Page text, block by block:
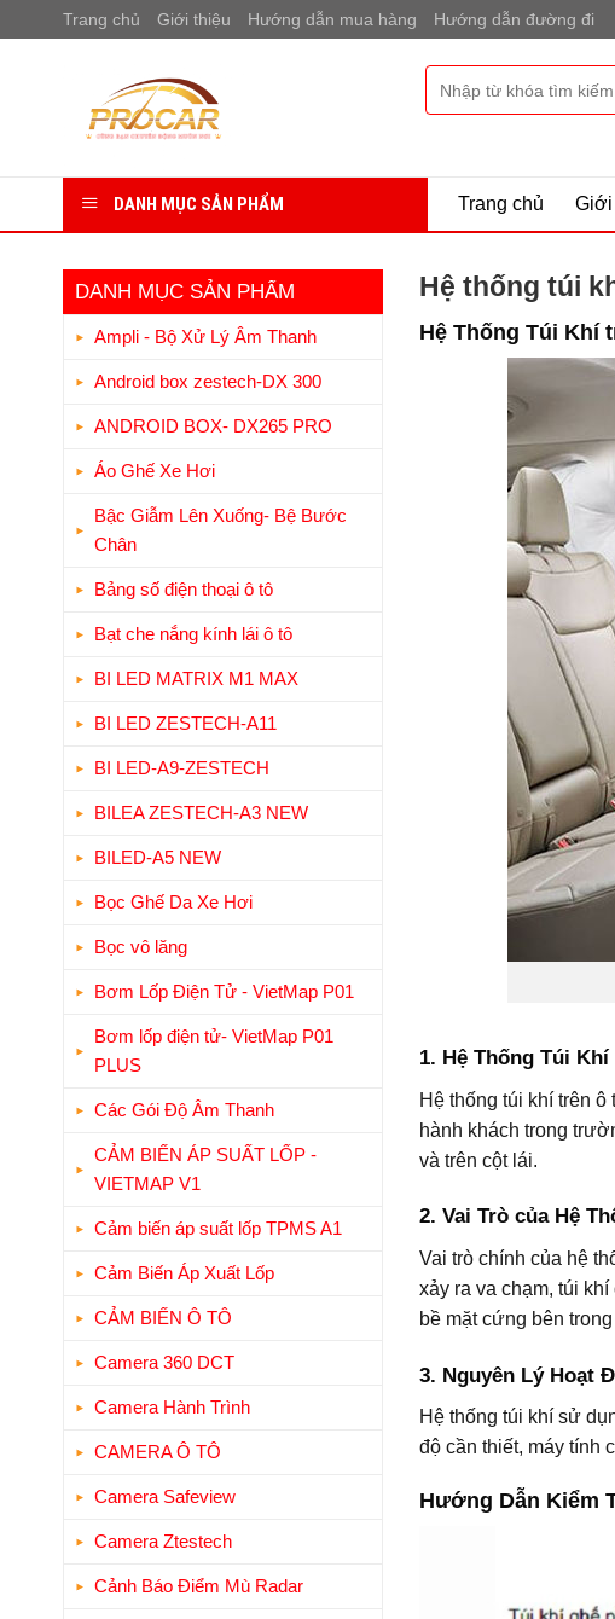
qua
Trang chủ Giới thiệu Hướng dẫn mua hàng Hướng dẫn đường đi
kiếm:
DANH MỤC SẢN PHẨM Trang chủ Giới
DANH MỤC SẢN PHẨM
Ampli - Bộ Xử Lý Âm Thanh
Android box zestech-DX 300
ANDROID BOX- DX265 PRO
Áo Ghế Xe Hơi
Bậc Giẫm Lên Xuống- Bệ Bước
Chân
Bảng số điện thoại ô tô
Bạt che nắng kính lái ô tô
BI LED MATRIX M1 MAX
BI LED ZESTECH-A11
BI LED-A9-ZESTECH
BILEA ZESTECH-A3 NEW
BILED-A5 NEW
Bọc Ghế Da Xe Hơi
Bọc vô lăng
Bơm Lốp Điện Tử - VietMap P01
Bơm lốp điện tử- VietMap P01
PLUS
Các Gói Độ Âm Thanh
CẢM BIẾN ÁP SUẤT LỐP -
VIETMAP V1
Cảm biến áp suất lốp TPMS A1
Cảm Biến Áp Xuất Lốp
CẢM BIẾN Ô TÔ
Camera 360 DCT
Camera Hành Trình
CAMERA Ô TÔ
Camera Safeview
Camera Ztestech
Cảnh Báo Điểm Mù Radar
Hệ thống túi
Hệ Thống Túi Khí
1. Hệ Thống Túi
Hệ thống túi khí trên
hành khách trong
và trên cột lái.
2. Vai Trò của Hệ
Vai trò chính của hệ
xảy ra va chạm, túi
bề mặt cứng bên trong
3. Nguyên Lý Hoạt
Hệ thống túi khí sử
độ cần thiết, máy tính
Hướng Dẫn Kiểm